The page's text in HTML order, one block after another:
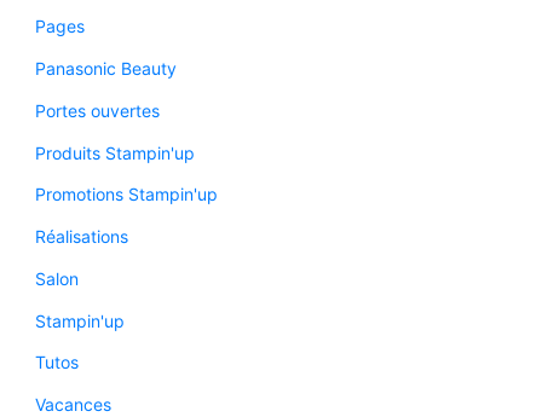
Pages
Panasonic Beauty
Portes ouvertes
Produits Stampin'up
Promotions Stampin'up
Réalisations
Salon
Stampin'up
Tutos
Vacances